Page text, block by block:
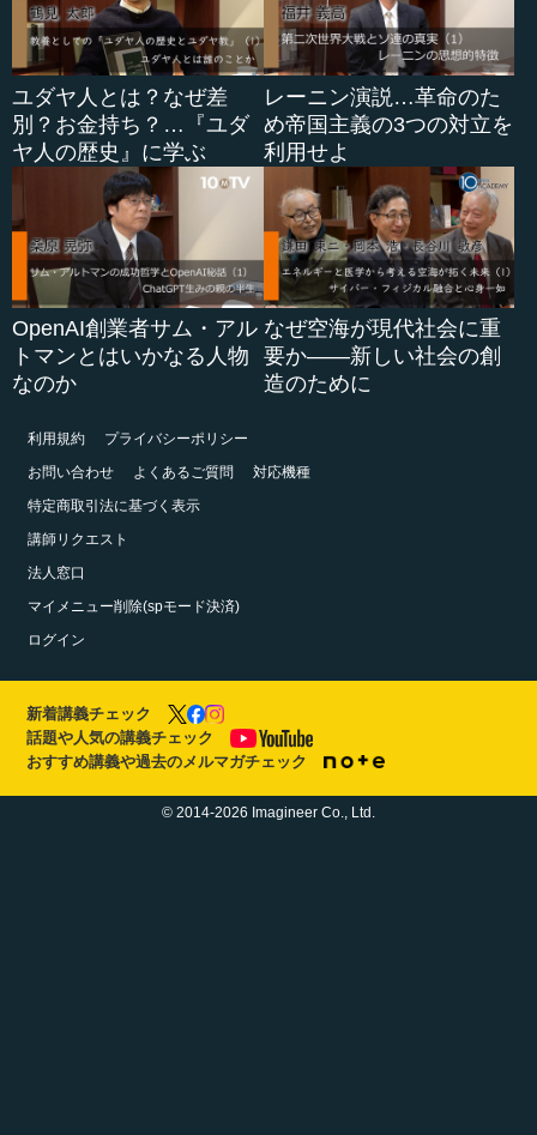
ユダヤ人とは？なぜ差
別？お金持ち？…『ユダ
ヤ人の歴史』に学ぶ
レーニン演説…革命のた
め帝国主義の3つの対立を
利用せよ
OpenAI創業者サム・アル
トマンとはいかなる人物
なのか
なぜ空海が現代社会に重
要か――新しい社会の創
造のために
利用規約
プライバシーポリシー
お問い合わせ
よくあるご質問
対応機種
特定商取引法に基づく表示
講師リクエスト
法人窓口
マイメニュー削除(spモード決済)
ログイン
新着講義チェック
話題や人気の講義チェック
おすすめ講義や過去のメルマガチェック
© 2014-2026 Imagineer Co., Ltd.